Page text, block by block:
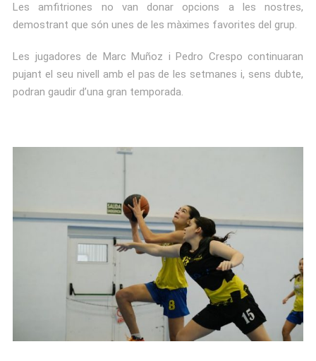
Les amfitriones no van donar opcions a les nostres,
demostrant que són unes de les màximes favorites del grup.
Les jugadores de Marc Muñoz i Pedro Crespo continuaran
pujant el seu nivell amb el pas de les setmanes i, sens dubte,
podran gaudir d’una gran temporada.